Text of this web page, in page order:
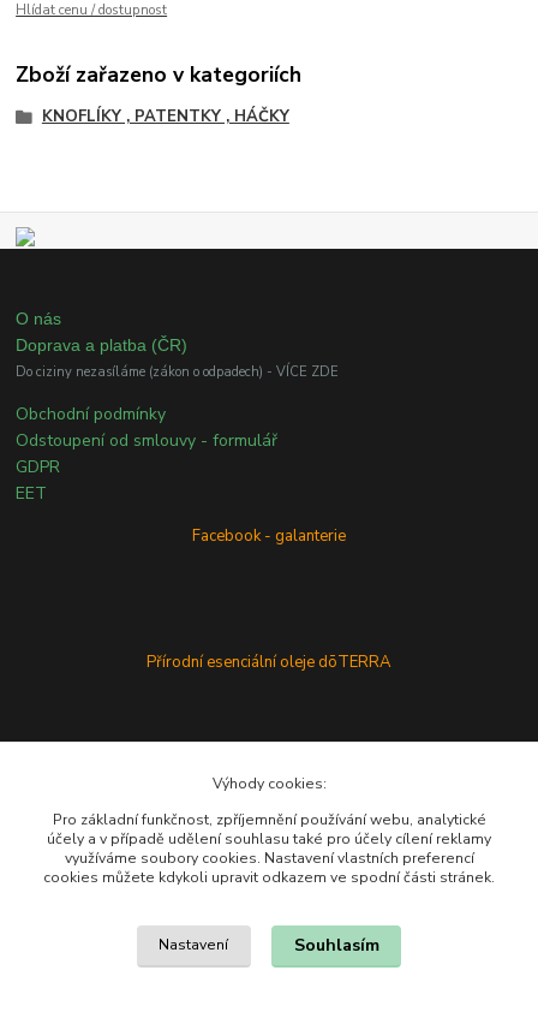
Hlídat cenu / dostupnost
Zboží zařazeno v kategoriích
KNOFLÍKY , PATENTKY , HÁČKY
O nás
Doprava a platba (ČR)
Do ciziny nezasíláme (zákon o odpadech) - VÍCE ZDE
Obchodní podmínky
Odstoupení od smlouvy - formulář
GDPR
EET
Facebook - galanterie
Přírodní esenciální oleje dōTERRA
Výhody cookies:
Pro základní funkčnost, zpříjemnění používání webu, analytické
účely a v případě udělení souhlasu také pro účely cílení reklamy
využíváme soubory cookies. Nastavení vlastních preferencí
cookies můžete kdykoli upravit odkazem ve spodní části stránek.
Nastavení Souhlasím